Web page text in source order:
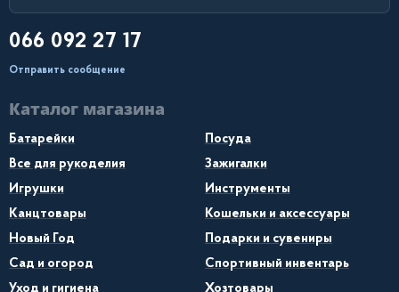
066 092 27 17
Отправить сообщение
Каталог магазина
Батарейки
Посуда
Все для рукоделия
Зажигалки
Игрушки
Инструменты
Канцтовары
Кошельки и аксессуары
Новый Год
Подарки и сувениры
Сад и огород
Спортивный инвентарь
Уход и гигиена
Хозтовары